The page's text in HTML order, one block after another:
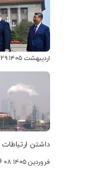
۲۹ اردیبهشت ۱۴۰۵
داشتن
۰۸ فروردین ۱۴۰۵